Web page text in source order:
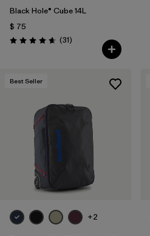
Black Hole® Cube 14L
$ 75
Valoración: 4.6 / 5
(31Comentarios
)
Best Seller
+2